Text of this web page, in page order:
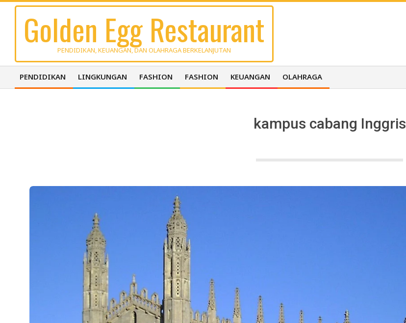
Skip
contentGolden Egg Restaurant
PENDIDIKAN, KEUANGAN, DAN OLAHRAGA BERKELANJUTAN
Primary
PENDIDIKAN LINGKUNGAN FASHION FASHION KEUANGAN OLAHRAGA
kampus cabang Inggris